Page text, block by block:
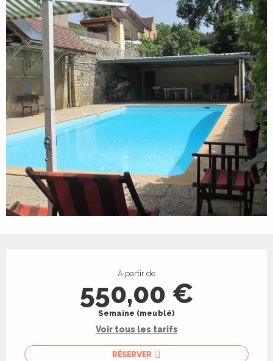
À partir de
550,00 €
Semaine (meublé)
Voir tous les tarifs
RÉSERVER